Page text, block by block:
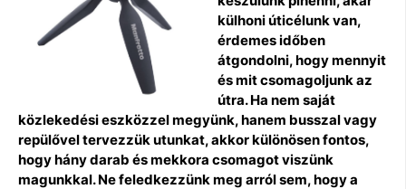
külhoni úticélunk van,
érdemes időben
átgondolni, hogy mennyit
és mit csomagoljunk az
útra. Ha nem saját
közlekedési eszközzel megyünk, hanem busszal vagy
repülővel tervezzük utunkat, akkor különösen fontos,
hogy hány darab és mekkora csomagot viszünk
magunkkal. Ne feledkezzünk meg arról sem, hogy a